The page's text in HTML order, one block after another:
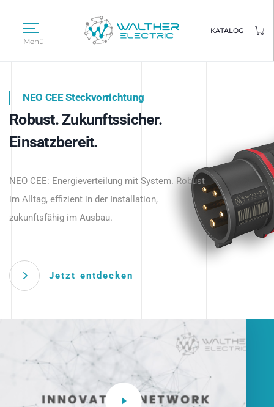
Menü
KATALOG
Intelligente Stromverteilung
beginnt hier.
NEO CEE Steckvorrichtung
Robust. Zukunftssicher.
Einsatzbereit.
NEO CEE: Energieverteilung mit System. Robust
im Alltag, effizient in der Installation,
zukunftsfähig im Ausbau.
Jetzt entdecken
Intelligenz trifft Energie.
Anwendungen – robust, IP-geschützt und
zukunftsfähig.